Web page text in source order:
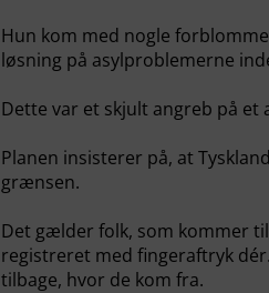
Hun kom med nogle
løsning på asylproblemerne
Dette var et skjult angreb på et
Planen insisterer på, at
grænsen.
Det gælder folk, som kommer
registreret med fingeraftryk
tilbage, hvor de kom fra.